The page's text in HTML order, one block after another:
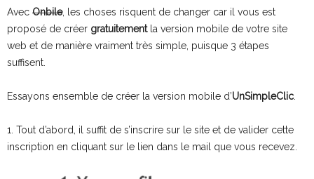
Avec Onbile, les choses risquent de changer car il vous est
proposé de créer gratuitementla version mobile de votre site
web et de manière vraiment très simple, puisque 3 étapes
suffisent.
Essayons ensemble de créer la version mobile d’UnSimpleClic.
1. Tout d’abord, il suffit de s’inscrire sur le site et de valider cette
inscription en cliquant sur le lien dans le mail que vous recevez.